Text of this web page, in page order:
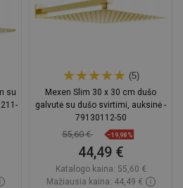
su
(5)
Mexen Slim 30 x 30 cm dušo
galvutė su dušo svirtimi, auksinė -
79130112-50
55,60 € −19,98%
44,49 €
Katalogo kaina: 55,60 €
Mažiausia kaina: 44,49 €